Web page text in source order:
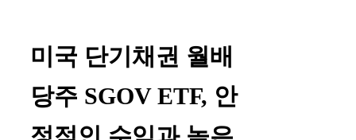
미국 단기채권 월배
당주 SGOV ETF, 안